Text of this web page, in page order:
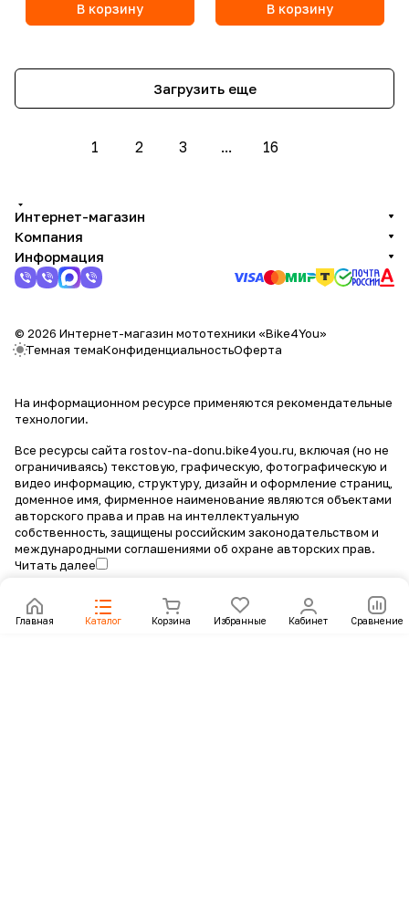
В корзину В корзину
Загрузить еще
1 2 3 ... 16
Главная Каталог Корзина Избранные Кабинет Сравнение
Интернет-магазин
Компания
Информация
© 2026 Интернет-магазин мототехники «Bike4You»
Темная темаКонфиденциальностьОферта
На информационном ресурсе применяются рекомендательные
технологии.
Все ресурсы сайта rostov-na-donu.bike4you.ru, включая (но не
ограничиваясь) текстовую, графическую, фотографическую и
видео информацию, структуру, дизайн и оформление страниц,
доменное имя, фирменное наименование являются объектами
авторского права и прав на интеллектуальную
собственность, защищены российским законодательством и
международными соглашениями об охране авторских прав.
Читать далее